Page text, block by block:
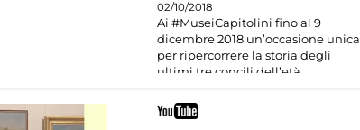
02/10/2018
Ai #MuseiCapitolini fino al 9
dicembre 2018 un’occasione unica
per ripercorrere la storia degli
ultimi tre concili dell’età